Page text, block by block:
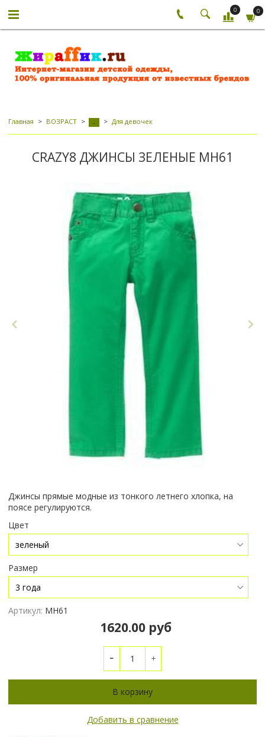
0 0
Главная ВОЗРАСТ - Для девочек
CRAZY8 ДЖИНСЫ ЗЕЛЕНЫЕ МН61
Джинсы прямые модные из тонкого летнего хлопка, на
поясе регулируются.
Цвет
Размер
Артикул: МН61
1620.00 руб
В корзину
Добавить в сравнение